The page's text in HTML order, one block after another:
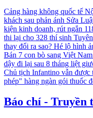
Cảng hàng không quốc tế
khách sau phản ánh Sửa
kiện kinh doanh, rút ngắn
thi lại cho 328 thí sinh
thay đổi ra sao? Hé lộ hình
Bán 7 con bò sang Việt
dậy đi lại sau 8 tháng liệt
Chủ tịch Infantino vẫn được
phép" hàng ngàn gói thuốc
Báo chí - Truyền